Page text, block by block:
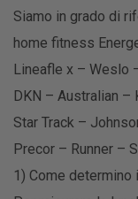
Siamo in grado di
home fitness
Lineafle x – Weslo
DKN – Australian
Star Track –
Precor – Runner –
1) Come